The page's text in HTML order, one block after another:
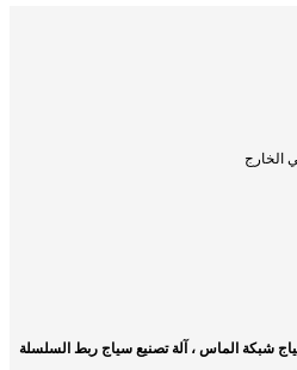
الخارج
شبكة الماس ، آلة تصنيع سياج ربط السلسلة